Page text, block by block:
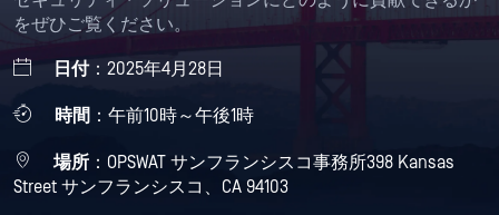
をぜひご覧ください。
日付：2025年4月28日
時間 ：午前10時～午後1時
場所 ：OPSWAT サンフランシスコ事務所398 Kansas
Street サンフランシスコ、CA 94103